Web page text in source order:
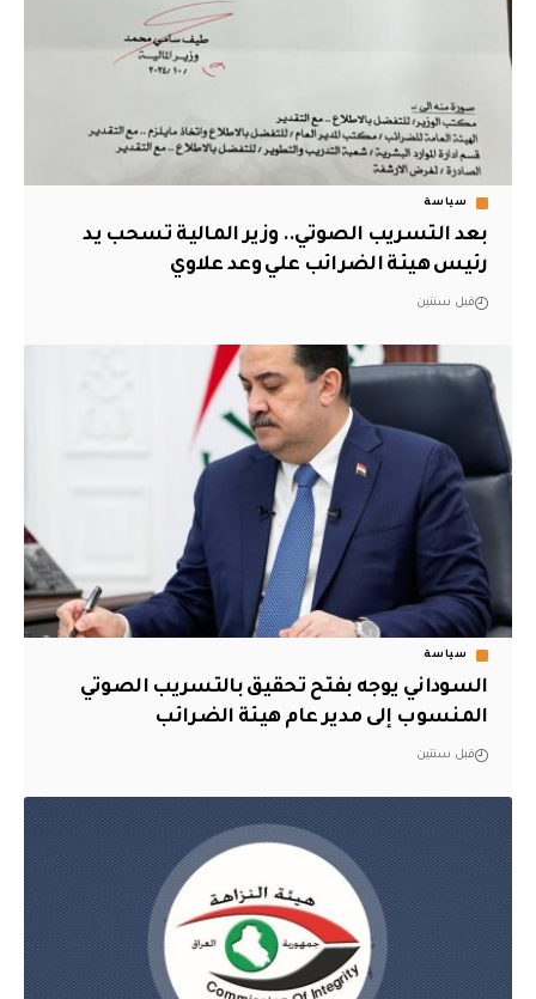
سياسة
بعد التسريب الصوتي.. وزير المالية تسحب يد
رئيس هيئة الضرائب علي وعد علاوي
قبل سنتين
سياسة
السوداني يوجه بفتح تحقيق بالتسريب الصوتي
المنسوب إلى مدير عام هيئة الضرائب
قبل سنتين